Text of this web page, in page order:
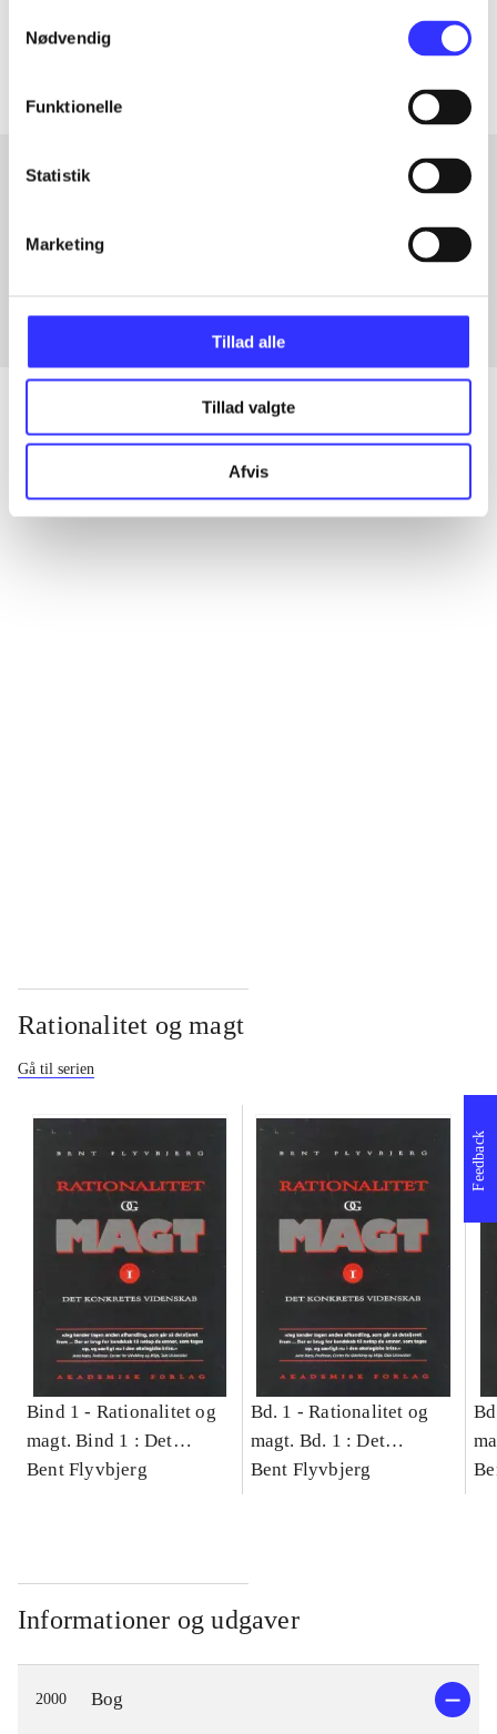
Nødvendig
Funktionelle
Statistik
Marketing
Tillad alle
Tillad valgte
Afvis
Artiklerne i
Fra
Alle registrerede artikler fordelt på udgivelser
Rationalitet og magt
Gå til serien
Bind 1 - Rationalitet og
magt. Bind 1 : Det
konkretes videnskab
Bent Flyvbjerg
Bd. 1 -Rationalitet og
magt. Bd. 1 : Det
konkretes videnskab
Bent Flyvbjerg
Informationer og udgaver
2000 Bog
Feedback